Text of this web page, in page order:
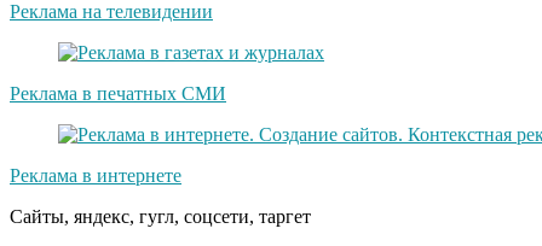
Реклама на телевидении
Реклама в печатных СМИ
Реклама в интернете
Сайты, яндекс, гугл, соцсети, таргет